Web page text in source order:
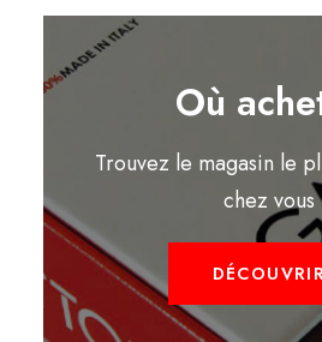
Où
Trouvez le magasin le
chez vous